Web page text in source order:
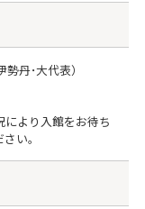
丹･大代表）
より入館をお待ち
い。